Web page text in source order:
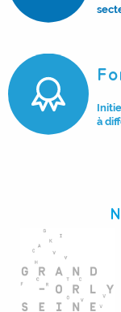
à